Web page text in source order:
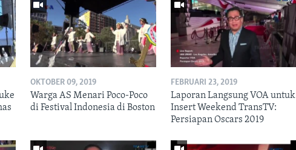
OKTOBER 09, 2019
Warga AS Menari Poco-Poco
di Festival Indonesia di Boston
FEBRUARI 23, 2019
Laporan Langsung VOA untuk
Insert Weekend TransTV:
Persiapan Oscars 2019